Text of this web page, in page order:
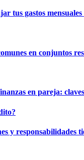
tus gastos
en conjuntos
en pareja:
y responsabilidades